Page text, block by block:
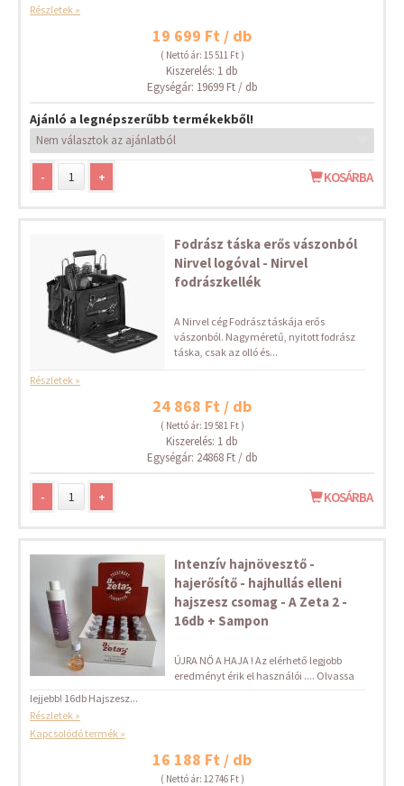
Részletek »
19 699 Ft / db
( Nettó ár: 15 511 Ft )
Kiszerelés: 1 db
Egységár: 19699 Ft / db
Ajánló a legnépszerűbb termékekből!
- + KOSÁRBA
Fodrász táska erős vászonból
Nirvel logóval - Nirvel
fodrászkellék
A Nirvel cég Fodrász táskája erős
vászonból. Nagyméretű, nyitott fodrász
táska, csak az olló és...
Részletek »
24 868 Ft / db
( Nettó ár: 19 581 Ft )
Kiszerelés: 1 db
Egységár: 24868 Ft / db
- + KOSÁRBA
Intenzív hajnövesztő -
hajerősítő - hajhullás elleni
hajszesz csomag - A Zeta 2 -
16db + Sampon
ÚJRA NŐ A HAJA ! Az elérhető legjobb
eredményt érik el használói .... Olvassa
lejjebb! 16db Hajszesz...
Részletek »
Kapcsolódó termék »
16 188 Ft / db
( Nettó ár: 12 746 Ft )